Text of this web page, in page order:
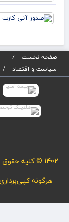
صفحه نخست
سیاست و اقتصاد
1402 © کلیه
هرگونه